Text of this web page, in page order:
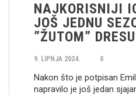
NAJKORISNIJI
JOŠ JEDNU
”ŽUTOM” DRESU
9. LIPNJA 2024. 0
Nakon što je potpisan
napravilo je još jedan